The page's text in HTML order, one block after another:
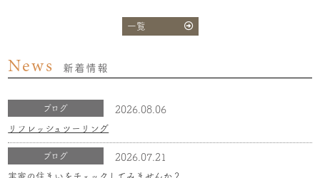
一覧
News 新着情報
ブログ 2026.08.06
リフレッシュツーリング
ブログ 2026.07.21